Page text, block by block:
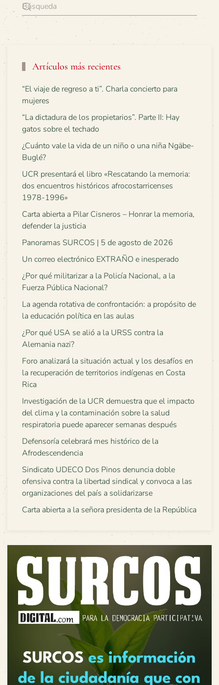
Artículos más recientes
“El viaje de regreso a ti”. Charla concierto para
mujeres
“La dictadura de los propietarios”. Parte II: Hay
gatos sobre el techado
¿Cuánto vale la vida de un niño o una niña Ngäbe-
Buglé?
UCR presentará el libro «Rescatando la memoria:
dos encuentros históricos afrocostarricenses
1978-1996»
Carta abierta a Pilar Cisneros – Honrar la memoria,
defender la justicia
Panoramas SURCOS | 5 de agosto de 2026
Un correo electrónico EXTRAÑO e inesperado
¿Por qué militarizar a la Policía Nacional, a la
Fuerza Pública Nacional?
La agenda rotativa de confrontación: a propósito de
la educación política en las aulas
¿Por qué USA se alió a la URSS contra la
Alemania nazi?
Foro analizará la situación actual y los desafíos en
la recuperación de territorios indígenas en Costa
Rica
Investigación de la UCR demuestra que el impacto
del clima y la contaminación sobre la salud
respiratoria puede aparecer semanas después
Defensoría celebrará mes histórico de la
Afrodescendencia
Sindicato UDECO Dos Pinos denuncia doble
ofensiva contra la libertad sindical y convoca a las
organizaciones del país a solidarizarse
Carta abierta a la señora presidenta de la República